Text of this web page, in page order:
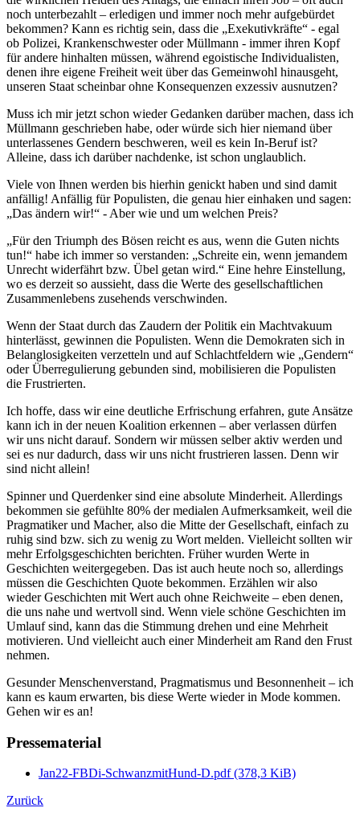
noch unterbezahlt – erledigen und immer noch mehr aufgebürdet
bekommen? Kann es richtig sein, dass die „Exekutivkräfte“ - egal
ob Polizei, Krankenschwester oder Müllmann - immer ihren Kopf
für andere hinhalten müssen, während egoistische Individualisten,
denen ihre eigene Freiheit weit über das Gemeinwohl hinausgeht,
unseren Staat scheinbar ohne Konsequenzen exzessiv ausnutzen?
Muss ich mir jetzt schon wieder Gedanken darüber machen, dass ich
Müllmann geschrieben habe, oder würde sich hier niemand über
unterlassenes Gendern beschweren, weil es kein In-Beruf ist?
Alleine, dass ich darüber nachdenke, ist schon unglaublich.
Viele von Ihnen werden bis hierhin genickt haben und sind damit
anfällig! Anfällig für Populisten, die genau hier einhaken und sagen:
„Das ändern wir!“ - Aber wie und um welchen Preis?
„Für den Triumph des Bösen reicht es aus, wenn die Guten nichts
tun!“ habe ich immer so verstanden: „Schreite ein, wenn jemandem
Unrecht widerfährt bzw. Übel getan wird.“ Eine hehre Einstellung,
wo es derzeit so aussieht, dass die Werte des gesellschaftlichen
Zusammenlebens zusehends verschwinden.
Wenn der Staat durch das Zaudern der Politik ein Machtvakuum
hinterlässt, gewinnen die Populisten. Wenn die Demokraten sich in
Belanglosigkeiten verzetteln und auf Schlachtfeldern wie „Gendern“
oder Überregulierung gebunden sind, mobilisieren die Populisten
die Frustrierten.
Ich hoffe, dass wir eine deutliche Erfrischung erfahren, gute Ansätze
kann ich in der neuen Koalition erkennen – aber verlassen dürfen
wir uns nicht darauf. Sondern wir müssen selber aktiv werden und
sei es nur dadurch, dass wir uns nicht frustrieren lassen. Denn wir
sind nicht allein!
Spinner und Querdenker sind eine absolute Minderheit. Allerdings
bekommen sie gefühlte 80% der medialen Aufmerksamkeit, weil die
Pragmatiker und Macher, also die Mitte der Gesellschaft, einfach zu
ruhig sind bzw. sich zu wenig zu Wort melden. Vielleicht sollten wir
mehr Erfolgsgeschichten berichten. Früher wurden Werte in
Geschichten weitergegeben. Das ist auch heute noch so, allerdings
müssen die Geschichten Quote bekommen. Erzählen wir also
wieder Geschichten mit Wert auch ohne Reichweite – eben denen,
die uns nahe und wertvoll sind. Wenn viele schöne Geschichten im
Umlauf sind, kann das die Stimmung drehen und eine Mehrheit
motivieren. Und vielleicht auch einer Minderheit am Rand den Frust
nehmen.
Gesunder Menschenverstand, Pragmatismus und Besonnenheit – ich
kann es kaum erwarten, bis diese Werte wieder in Mode kommen.
Gehen wir es an!
Pressematerial
Jan22-FBDi-SchwanzmitHund-D.pdf(378,3 KiB)
Zurück